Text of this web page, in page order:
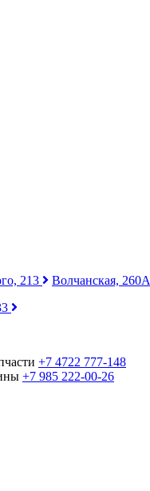
213 Волчанская, 260А
+7 4722 777-148
+7 985 222-00-26